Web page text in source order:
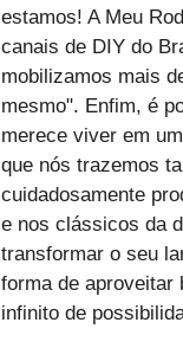
estamos! A Meu
canais de DIY do
mobilizamos mais
mesmo". Enfim, é
merece viver em
que nós trazemos
cuidadosamente
e nos clássicos da
transformar o seu
forma de aproveitar
infinito de